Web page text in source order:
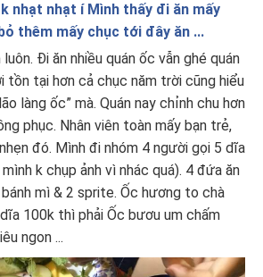
nhạt nhạt í Mình thấy đi ăn mấy
thêm mấy chục tới đây ăn ...
Đi ăn nhiều quán ốc vẫn ghé quán
tồn tại hơn cả chục năm trời cũng hiểu
làng ốc” mà. Quán nay chỉnh chu hơn
phục. Nhân viên toàn mấy bạn trẻ,
đó. Mình đi nhóm 4 người gọi 5 dĩa
k chụp ảnh vì nhác quá). 4 đứa ăn
mì & 2 sprite. Ốc hương to chà
100k thì phải Ốc bươu um chấm
ngon ...